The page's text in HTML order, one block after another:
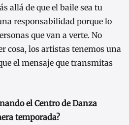
allá de que el baile sea tu
responsabilidad porque lo
que van a verte. No
cosa, los artistas tenemos una
el mensaje que transmitas
el Centro de Danza
temporada?